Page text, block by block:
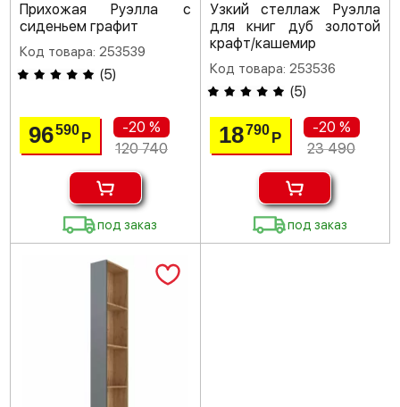
Прихожая Руэлла с
сиденьем графит
Код товара: 253539
(5)
96590Р
-20 %
120 740
под заказ
Узкий стеллаж Руэлла
для книг дуб золотой
крафт/кашемир
Код товара: 253536
(5)
18790 Р
-20 %
23 490
под заказ